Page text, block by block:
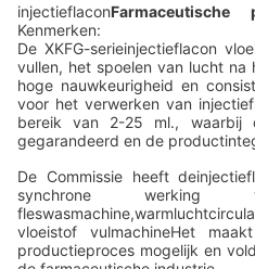
injectieflaconFarmaceutische
Kenmerken:
De XKFG-serieinjectieflacon
vullen, het spoelen van lucht
hoge nauwkeurigheid en
voor het verwerken van
bereik van 2-25 ml., waarbij
gegarandeerd en de
De Commissie heeft de
synchrone
vloeistof vulmachineHet
productieproces mogelijk en